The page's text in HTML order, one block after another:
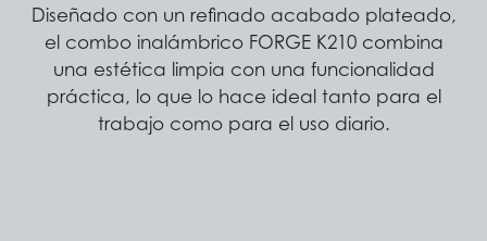
Diseñado con un refinado acabado plateado,
el combo inalámbrico FORGE K210 combina
una estética limpia con una funcionalidad
práctica, lo que lo hace ideal tanto para el
trabajo como para el uso diario.